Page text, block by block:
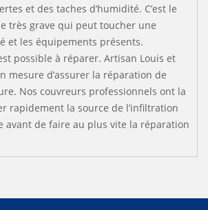
et des taches d’humidité. C’est le
très grave qui peut toucher une
et les équipements présents.
possible à réparer. Artisan Louis et
mesure d’assurer la réparation de
Nos couvreurs professionnels ont la
rapidement la source de l’infiltration
avant de faire au plus vite la réparation